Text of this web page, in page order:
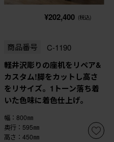
¥202,400 (税込)
商品番号 C-1190
軽井沢彫りの座机をリペア&
カスタム!脚をカットし高さ
をリサイズ。1トーン落ち着
いた色味に着色仕上げ。
幅：800㎜
奥行：595㎜
高さ：450㎜